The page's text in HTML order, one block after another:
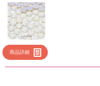
商品詳細